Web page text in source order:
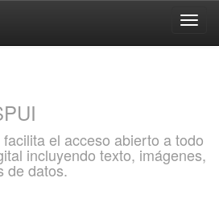
el acceso abierto a todo
incluyendo texto, imágenes,
de datos.